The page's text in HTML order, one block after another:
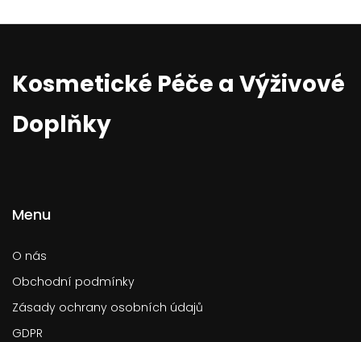
Kosmetické Péče a Výživové
Doplňky
Menu
O nás
Obchodní podmínky
Zásady ochrany osobních údajů
GDPR